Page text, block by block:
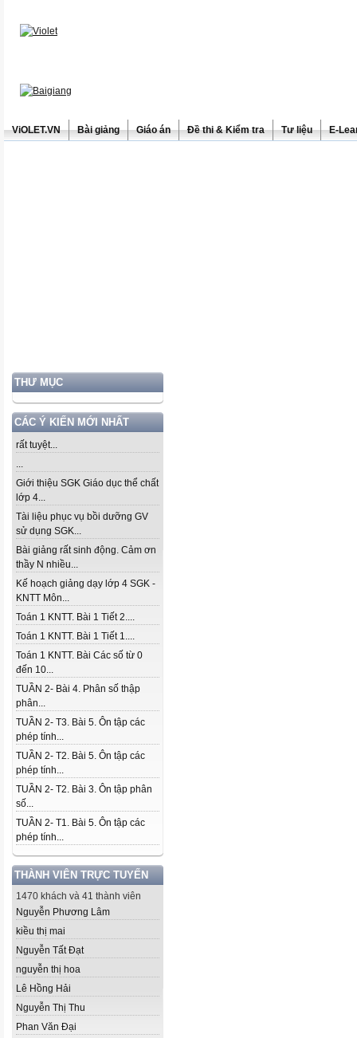
ViOLET.VN Bài giảng Giáo án Đề thi & Kiểm tra Tư liệu E-
THƯ MỤC
CÁC Ý KIẾN MỚI NHẤT
rất tuyệt...
...
Giới thiệu SGK Giáo dục thể chất
lớp 4...
Tài liệu phục vụ bồi dưỡng GV
sử dụng SGK...
Bài giảng rất sinh động. Cảm ơn
thầy N nhiều...
Kế hoạch giảng dạy lớp 4 SGK -
KNTT Môn...
Toán 1 KNTT. Bài 1 Tiết 2....
Toán 1 KNTT. Bài 1 Tiết 1....
Toán 1 KNTT. Bài Các số từ 0
đến 10...
TUẦN 2- Bài 4. Phân số thập
phân...
TUẦN 2- T3. Bài 5. Ôn tập các
phép tính...
TUẦN 2- T2. Bài 5. Ôn tập các
phép tính...
TUẦN 2- T2. Bài 3. Ôn tập phân
số...
TUẦN 2- T1. Bài 5. Ôn tập các
phép tính...
THÀNH VIÊN TRỰC TUYẾN
1470 khách và 41 thành viên
Nguyễn Phương Lâm
kiều thị mai
Nguyễn Tất Đạt
nguyễn thị hoa
Lê Hồng Hải
Nguyễn Thị Thu
Phan Văn Đại